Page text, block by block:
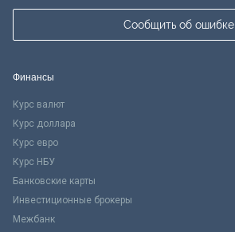
Сообщить об ошибке
Финансы
Курс валют
Курс доллара
Курс евро
Курс НБУ
Банковские карты
Инвестиционные брокеры
Межбанк